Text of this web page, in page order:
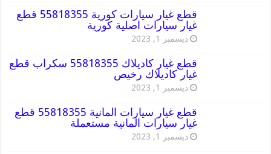
قطع غيار سيارات كورية 55818355 قطع
غيار سيارات اصلية كورية
ديسمبر 1, 2023
قطع غيار كاديلاك 55818355 سكراب قطع
غيار كاديلاك رخيص
ديسمبر 1, 2023
قطع غيار سيارات المانية 55818355 قطع
غيار سيارات المانية مستعملة
ديسمبر 1, 2023